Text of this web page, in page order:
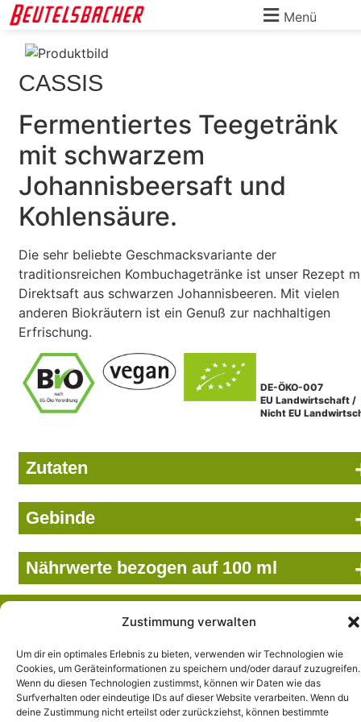
Zustimmung verwalten
Um dir ein optimales Erlebnis zu bieten, verwenden wir Technologien wie
Cookies, um Geräteinformationen zu speichern und/oder darauf zuzugreifen.
Wenn du diesen Technologien zustimmst, können wir Daten wie das
Surfverhalten oder eindeutige IDs auf dieser Website verarbeiten. Wenn du
deine Zustimmung nicht erteilst oder zurückziehst, können bestimmte
Menü
CASSIS
Fermentiertes Teegetränk
mit schwarzem
Johannisbeersaft und
Kohlensäure.
Die sehr beliebte Geschmacksvariante der
traditionsreichen Kombuchagetränke ist unser Rezept
Direktsaft aus schwarzen Johannisbeeren. Mit vielen
anderen Biokräutern ist ein Genuß zur nachhaltigen
Erfrischung.
DE-ÖKO-007
EU Landwirtschaft /
Nicht EU
Zutaten
Gebinde
Nährwerte bezogen auf 100 ml
Wir setzen uns ein...
… für das Wohl der Natur, der Umwelt und des Menschen.
Und das schon seit über 85 Jahren. Beutelsbacher steht für
hochwertige Bio-Säfte, Direktsäfte und Erfrischungsgetränke
in bester Qualität.